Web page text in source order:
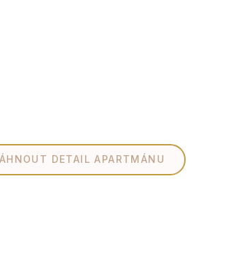
DETAIL APARTMÁNU